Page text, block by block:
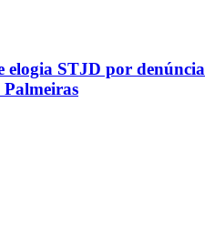
elogia STJD por denúncia